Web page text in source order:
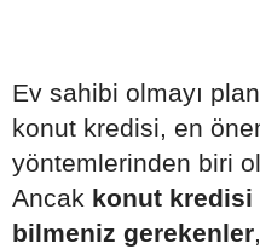
Ev sahibi olmayı
konut kredisi, en
yöntemlerinden biri
Ancak konut kredisi
bilmeniz gerekenler